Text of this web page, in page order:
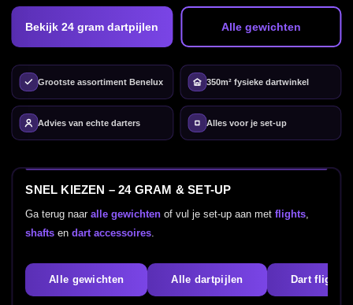
Bekijk 24 gram dartpijlen Alle gewichten
Grootste assortiment Benelux 350m² fysieke dartwinkel
Advies van echte darters Alles voor je set-up
SNEL KIEZEN – 24 GRAM & SET-UP
Ga terug naaralle gewichten of vul je set-up aan metflights,
shafts endart accessoires.
Alle gewichten Alle dartpijlen Dart flights